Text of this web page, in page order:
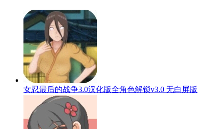
女忍最后的战争3.0汉化版全角色解锁v3.0 无白屏版